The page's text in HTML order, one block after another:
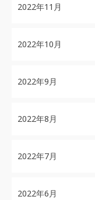
2022年11月
2022年10月
2022年9月
2022年8月
2022年7月
2022年6月